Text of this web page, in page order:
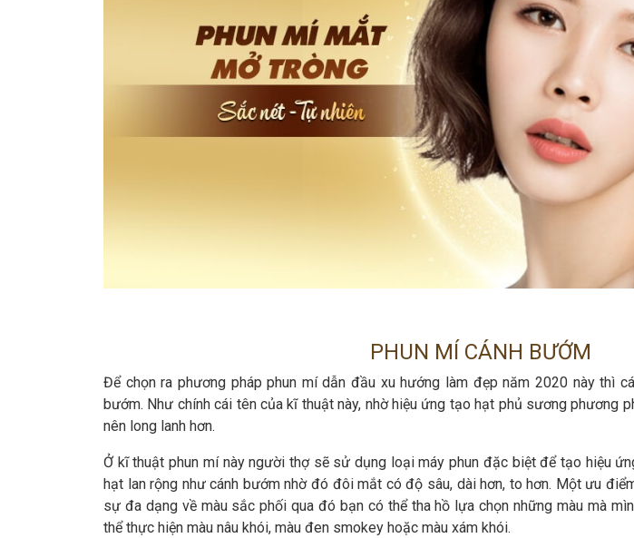
PHUN MÍ CÁNH BƯỚM
Để chọn ra phương pháp phun mí dẫn đầu xu hướng làm đẹp năm 2020 này thì
bướm. Như chính cái tên của kĩ thuật này, nhờ hiệu ứng tạo hạt phủ sương phương
nên long lanh hơn.
Ở kĩ thuật phun mí này người thợ sẽ sử dụng loại máy phun đặc biệt để tạo hiệu
hạt lan rộng như cánh bướm nhờ đó đôi mắt có độ sâu, dài hơn, to hơn. Một ưu
sự đa dạng về màu sắc phối qua đó bạn có thể tha hồ lựa chọn những màu mà
thể thực hiện màu nâu khói, màu đen smokey hoặc màu xám khói.